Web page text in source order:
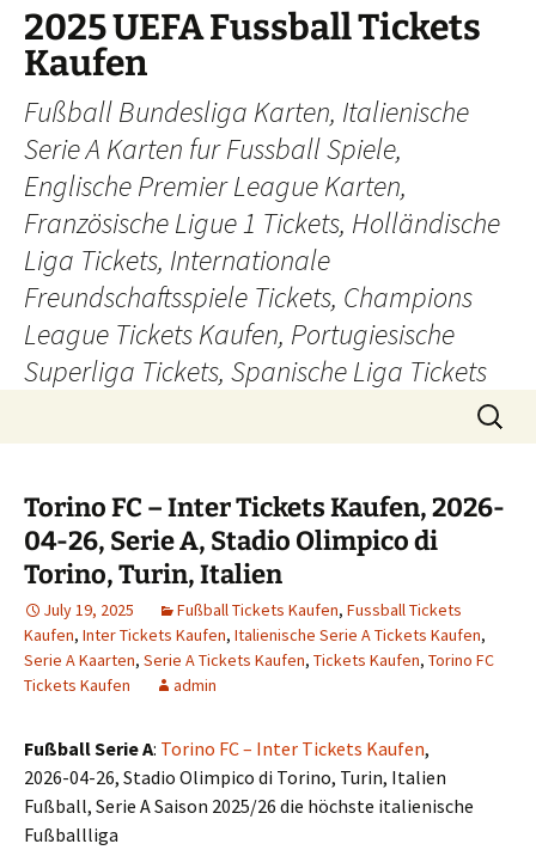
Skip
content
2025 UEFA Fussball Tickets
Kaufen
Fußball Bundesliga Karten, Italienische
Serie A Karten fur Fussball Spiele,
Englische Premier League Karten,
Französische Ligue 1 Tickets, Holländische
Liga Tickets, Internationale
Freundschaftsspiele Tickets, Champions
League Tickets Kaufen, Portugiesische
Superliga Tickets, Spanische Liga Tickets
Search
for:
Torino FC – Inter Tickets Kaufen, 2026-
04-26, Serie A, Stadio Olimpico di
Torino, Turin, Italien
July 19, 2025 Fußball Tickets Kaufen, Fussball Tickets
Kaufen, Inter Tickets Kaufen, Italienische Serie A Tickets Kaufen,
Serie A Kaarten, Serie A Tickets Kaufen, Tickets Kaufen, Torino FC
Tickets Kaufen
admin
Fußball Serie A: Torino FC – Inter Tickets Kaufen,
2026-04-26, Stadio Olimpico di Torino, Turin, Italien
Fußball, Serie A Saison 2025/26 die höchste italienische
Fußballliga